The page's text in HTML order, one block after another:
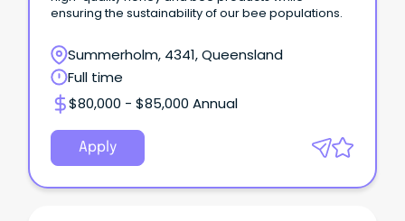
ensuring the sustainability of our bee populations.
Summerholm, 4341, Queensland
Full time
$80,000 - $85,000 Annual
Apply